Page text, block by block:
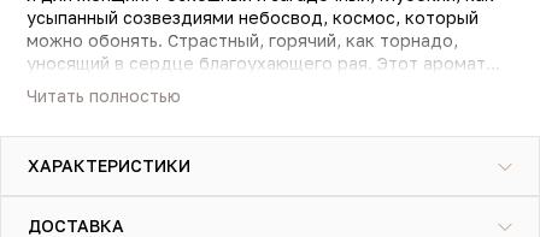
усыпанный созвездиями небосвод, космос, который
можно обонять. Страстный, горячий, как торнадо,
уносящий в сердце благоухающего рая. Этот аромат
щедрый, как Восток, в шлейфе мускусно-удовых нот.
Читать полностью
ХАРАКТЕРИСТИКИ
ДОСТАВКА